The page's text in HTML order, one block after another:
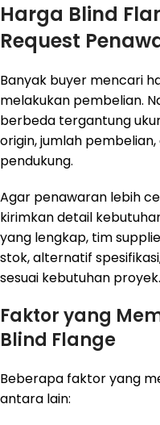
Harga Blind
Request
Banyak buyer mencari
melakukan pembelian.
berbeda tergantung
origin, jumlah
pendukung.
Agar penawaran lebih
kirimkan detail
yang lengkap, tim
stok, alternatif
sesuai kebutuhan proyek.
Faktor yang
Blind Flange
Beberapa faktor yang
antara lain: